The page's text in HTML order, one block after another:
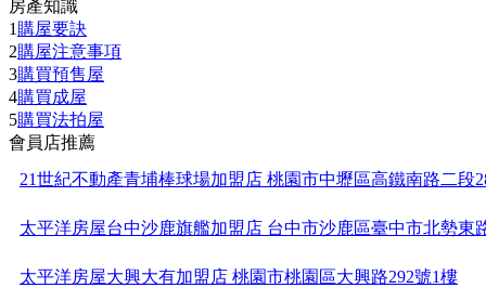
房產知識
1 購屋要訣
2購屋注意事項
3購買預售屋
4購買成屋
5購買法拍屋
會員店推薦
21世紀不動產青埔棒球場加盟店 桃園市中壢區高鐵南路二段
太平洋房屋台中沙鹿旗艦加盟店 台中市沙鹿區臺中市北勢東
太平洋房屋大興大有加盟店 桃園市桃園區大興路292號1樓